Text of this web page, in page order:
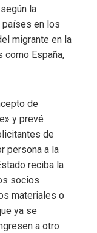
la
países en los
migrante en la
como España,
de
y prevé
de
persona a la
reciba la
socios
materiales o
ya se
a otro